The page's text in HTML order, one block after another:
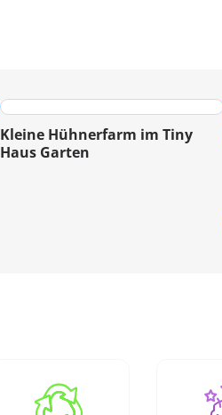
Kleine Hühnerfarm im Tiny
Haus Garten